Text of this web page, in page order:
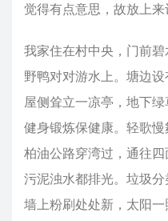
觉得有点意思，故放上来
我家住在村中央，门前
野鸭对对游水上。塘边设
屋侧耸立一凉亭，地下
健身锻炼保健康。轻歌慢
柏油公路穿湾过，通往
污泥浊水都排光。垃圾分
墙上粉刷处处新，太阳